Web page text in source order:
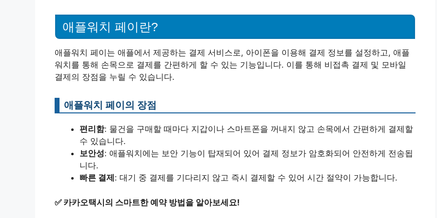
애플워치 페이란?
애플워치 페이는 애플에서 제공하는 결제 서비스로, 아이폰을 이용해 결제 정보를 설정하고, 애플
워치를 통해 손목으로 결제를 간편하게 할 수 있는 기능입니다. 이를 통해 비접촉 결제 및 모바일
결제의 장점을 누릴 수 있습니다.
애플워치 페이의 장점
편리함: 물건을 구매할 때마다 지갑이나 스마트폰을 꺼내지 않고 손목에서 간편하게 결제할
수 있습니다.
보안성: 애플워치에는 보안 기능이 탑재되어 있어 결제 정보가 암호화되어 안전하게 전송됩
니다.
빠른 결제 : 대기 중 결제를 기다리지 않고 즉시 결제할 수 있어 시간 절약이 가능합니다.
✅ 카카오택시의 스마트한 예약 방법을 알아보세요!